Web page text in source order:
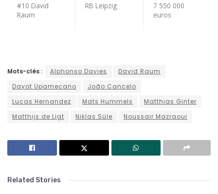
#10 David
Raum
RB Leipzig
7 550 000
euros
Mots-clés : Alphonso Davies
David Raum
Dayot Upamecano
João Cancelo
Lucas Hernandez
Mats Hummels
Matthias Ginter
Matthijs de Ligt
Niklas Süle Noussair Mazraoui
Related Stories